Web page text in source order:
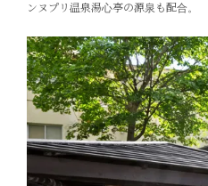
ンヌプリ温泉湯心亭の源泉も配合。